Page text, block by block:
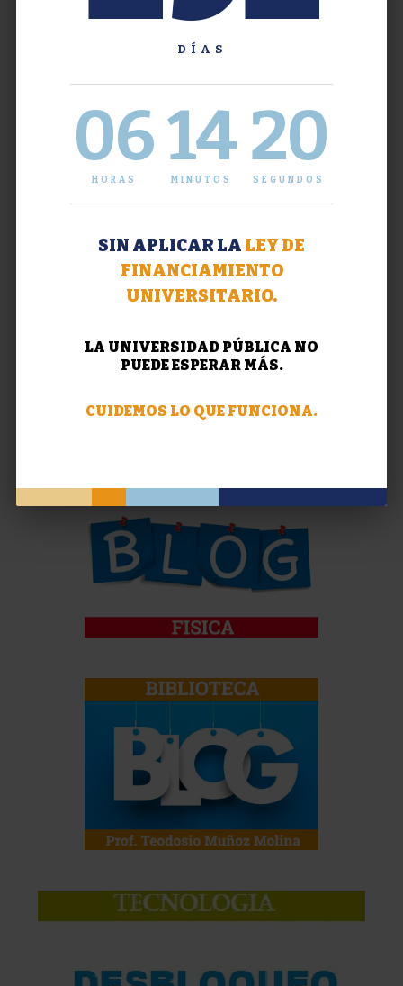
DÍAS
06
HORAS
14
MINUTOS
21
SEGUNDOS
SIN APLICAR LA LEY DE
FINANCIAMIENTO
UNIVERSITARIO.
LA UNIVERSIDAD PÚBLICA NO
PUEDE ESPERAR MÁS.
CUIDEMOS LO QUE FUNCIONA.